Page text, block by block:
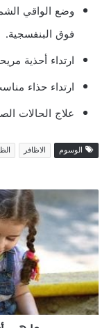
وضع الواقي
فوق البنفسجية.
ارتداء أحذية
ارتداء حذاء
علاج الحالات
الوسوم الاظافر
ما
هي
أعراض
الديدان
عند
الأطفال
؟